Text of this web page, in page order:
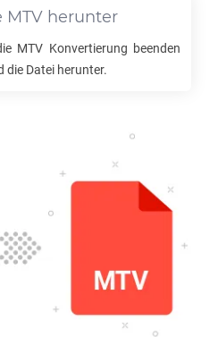
MTV herunter
MTV Konvertierung beenden
die Datei herunter.